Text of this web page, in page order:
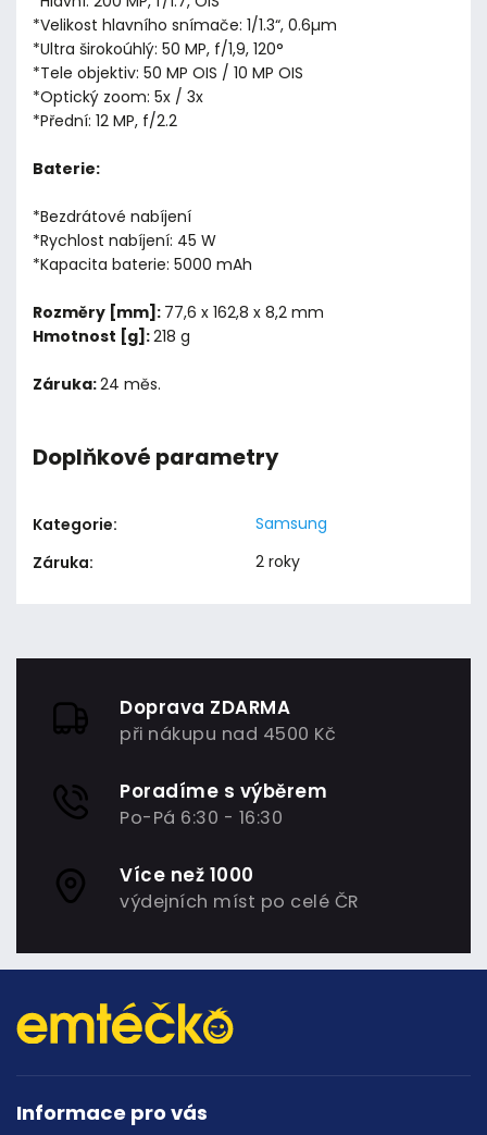
*Velikost hlavního snímače: 1/1.3“, 0.6µm
*Ultra širokoúhlý: 50 MP, f/1,9, 120°
*Tele objektiv: 50 MP OIS / 10 MP OIS
*Optický zoom: 5x / 3x
*Přední: 12 MP, f/2.2
Baterie:
*Bezdrátové nabíjení
*Rychlost nabíjení: 45 W
*Kapacita baterie: 5000 mAh
Rozměry [mm]: 77,6 x 162,8 x 8,2 mm
Hmotnost [g]:218 g
Záruka:24 měs.
Doplňkové parametry
Kategorie:
Samsung
Záruka: 2 roky
Doprava ZDARMA
při nákupu nad 4500 Kč
Poradíme s výběrem
Po-Pá 6:30 - 16:30
Více než 1000
výdejních míst po celé ČR
Informace pro vás